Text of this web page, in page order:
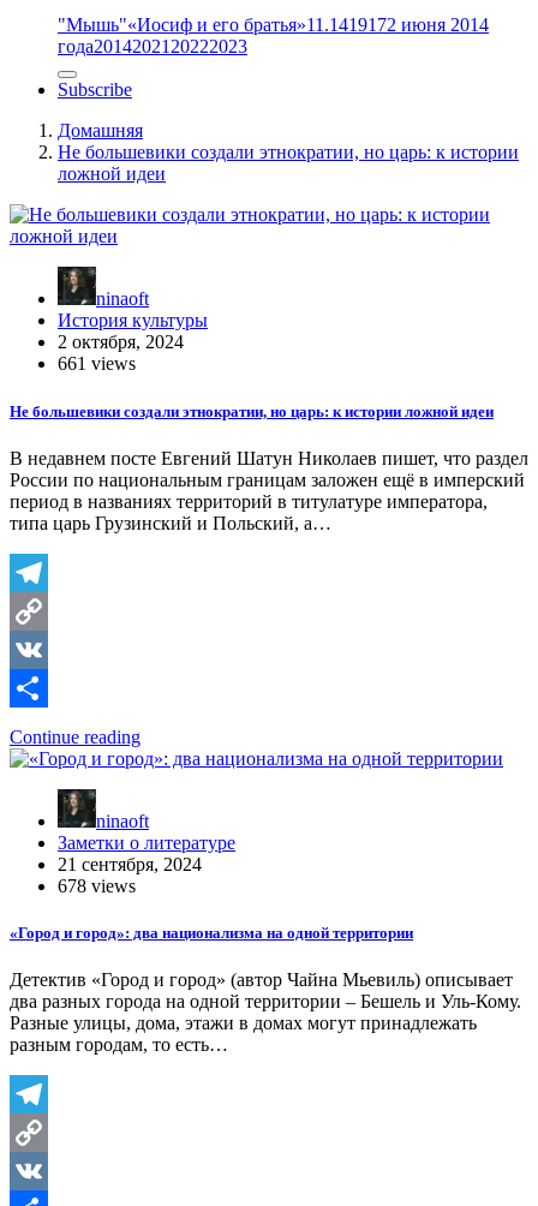
"Мышь"«Иосиф и его братья»11.1419172 июня 2014
года2014202120222023
Subscribe
Домашняя
Не большевики создали этнократии, но царь: к истории
ложной идеи
ninaoft
История культуры
2 октября, 2024
661 views
Не большевики создали этнократии, но царь: к истории ложной идеи
В недавнем посте Евгений Шатун Николаев пишет, что раздел
России по национальным границам заложен ещё в имперский
период в названиях территорий в титулатуре императора,
типа царь Грузинский и Польский, а…
Telegram
Copy
Link
VK
Отправить
Continue reading
ninaoft
Заметки о литературе
21 сентября, 2024
678 views
«Город и город»: два национализма на одной территории
Детектив «Город и город» (автор Чайна Мьевиль) описывает
два разных города на одной территории – Бешель и Уль-Кому.
Разные улицы, дома, этажи в домах могут принадлежать
разным городам, то есть…
Telegram
Copy